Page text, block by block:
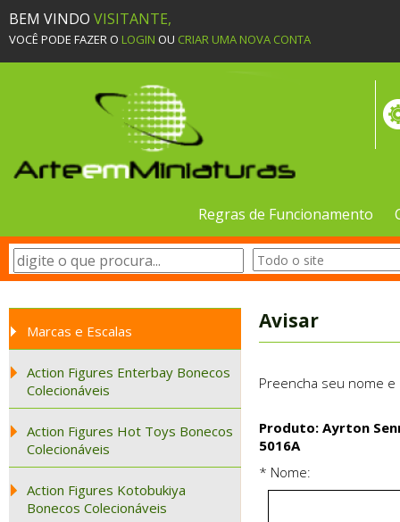
BEM VINDO VISITANTE,
VOCÊ PODE FAZER O LOGIN OU CRIAR UMA NOVA CONTA
Regras de Funcionamento
Marcas e Escalas
Action Figures Enterbay Bonecos
Colecionáveis
Action Figures Hot Toys Bonecos
Colecionáveis
Action Figures Kotobukiya
Bonecos Colecionáveis
Avisar
Preencha seu nome
Produto: Ayrton
5016A
* Nome: